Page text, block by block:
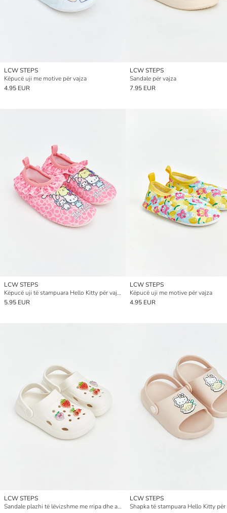
LCW STEPS
Këpucë uji me motive për vajza
4.95 EUR
LCW STEPS
Sandale për vajza
7.95 EUR
LCW STEPS
Këpucë uji të stampuara Hello Kitty për vajza
5.95 EUR
LCW STEPS
Këpucë uji me motive për vajza
4.95 EUR
LCW STEPS
Sandale plazhi të lëvizshme me rripa dhe aksesorë për vajza
LCW STEPS
Shapka të stampuara Hello Kitty për